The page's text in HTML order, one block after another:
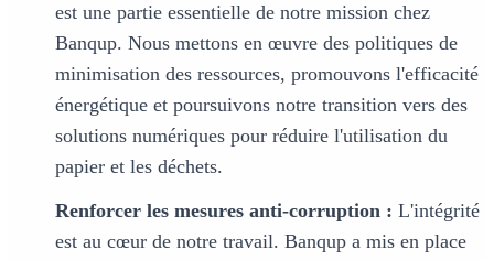
est une partie essentielle de notre mission chez
Banqup. Nous mettons en œuvre des politiques de
minimisation des ressources, promouvons l'efficacité
énergétique et poursuivons notre transition vers des
solutions numériques pour réduire l'utilisation du
papier et les déchets.
Renforcer les mesures anti-corruption : L'intégrité
est au cœur de notre travail. Banqup a mis en place